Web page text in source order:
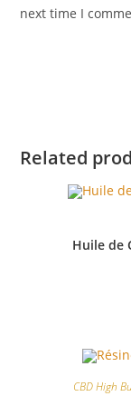
next time I
Related
Huile de
CBD High